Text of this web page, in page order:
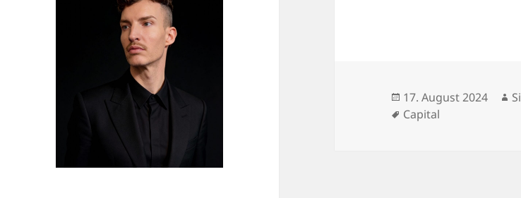
Veröffentlicht
am
17. August 2024
Schlagwörter
Capital